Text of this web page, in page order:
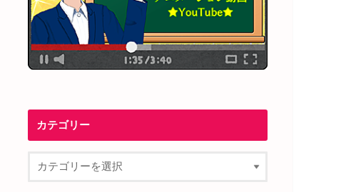
カテゴリー